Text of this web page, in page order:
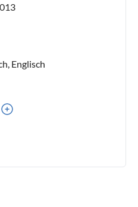
Englisch